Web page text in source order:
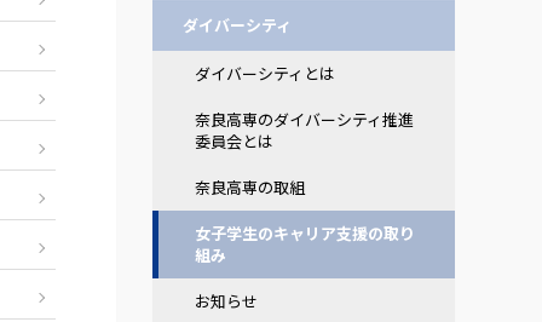
ダイバーシティ
ダイバーシティとは
奈良高専のダイバーシティ推進
委員会とは
奈良高専の取組
女子学生のキャリア支援の取り
組み
お知らせ